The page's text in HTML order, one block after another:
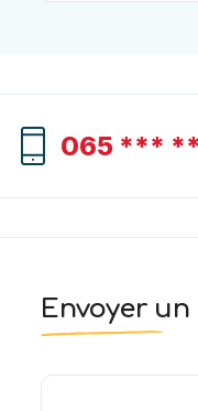
065 ***
Envoyer un